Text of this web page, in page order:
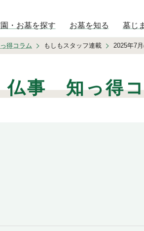
・お墓を探す お墓を知る 墓じ
得コラム もしもスタッフ連載 2025年7
仏事 知っ得